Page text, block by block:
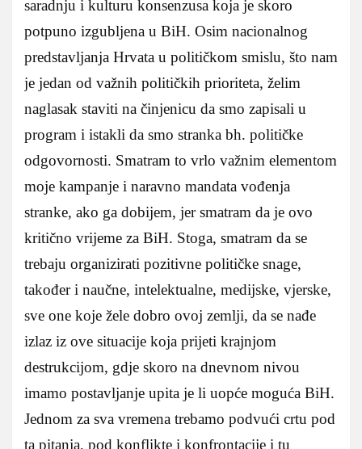
saradnju i kulturu konsenzusa koja je skoro
potpuno izgubljena u BiH. Osim nacionalnog
predstavljanja Hrvata u političkom smislu, što nam
je jedan od važnih političkih prioriteta, želim
naglasak staviti na činjenicu da smo zapisali u
program i istakli da smo stranka bh. političke
odgovornosti. Smatram to vrlo važnim elementom
moje kampanje i naravno mandata vođenja
stranke, ako ga dobijem, jer smatram da je ovo
kritično vrijeme za BiH. Stoga, smatram da se
trebaju organizirati pozitivne političke snage,
također i naučne, intelektualne, medijske, vjerske,
sve one koje žele dobro ovoj zemlji, da se nađe
izlaz iz ove situacije koja prijeti krajnjom
destrukcijom, gdje skoro na dnevnom nivou
imamo postavljanje upita je li uopće moguća BiH.
Jednom za sva vremena trebamo podvući crtu pod
ta pitanja, pod konflikte i konfrontacije i tu